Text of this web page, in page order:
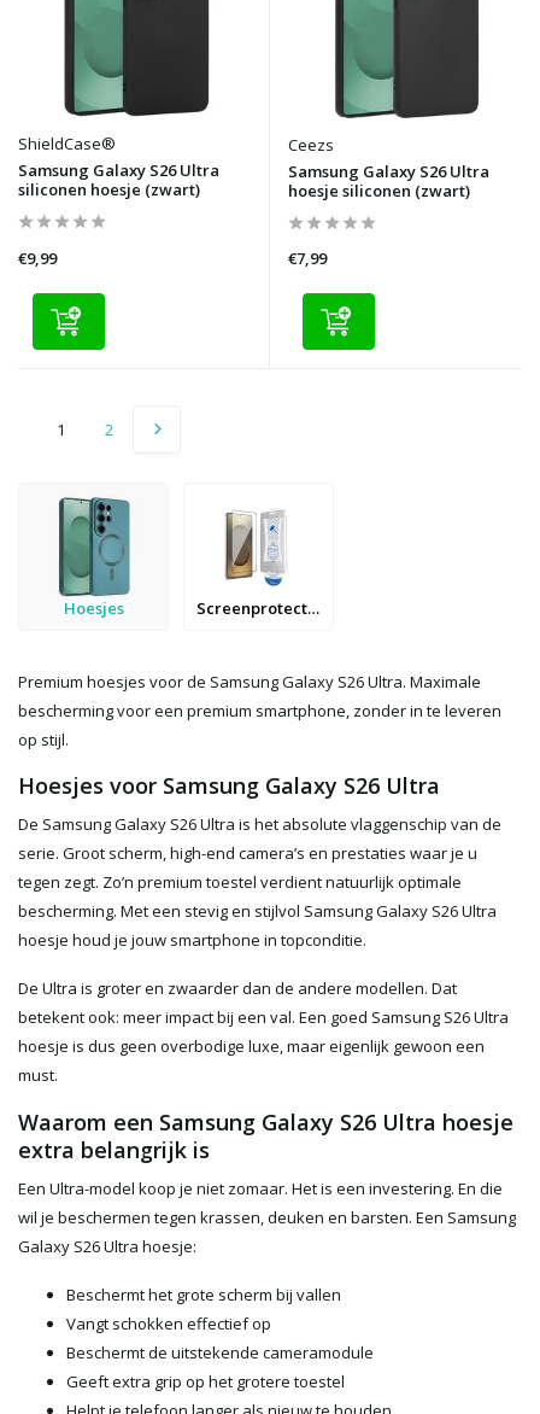
ShieldCase®
Samsung Galaxy S26 Ultra
siliconen hoesje (zwart)
€9,99
Ceezs
Samsung Galaxy S26 Ultra
hoesje siliconen (zwart)
€7,99
1 2
Hoesjes Screenprotectors
Premium hoesjes voor de Samsung Galaxy S26 Ultra. Maximale
bescherming voor een premium smartphone, zonder in te leveren
op stijl.
Hoesjes voor Samsung Galaxy S26 Ultra
De Samsung Galaxy S26 Ultra is het absolute vlaggenschip van de
serie. Groot scherm, high-end camera’s en prestaties waar je u
tegen zegt. Zo’n premium toestel verdient natuurlijk optimale
bescherming. Met een stevig en stijlvol Samsung Galaxy S26 Ultra
hoesje houd je jouw smartphone in topconditie.
De Ultra is groter en zwaarder dan de andere modellen. Dat
betekent ook: meer impact bij een val. Een goed Samsung S26 Ultra
hoesje is dus geen overbodige luxe, maar eigenlijk gewoon een
must.
Waarom een Samsung Galaxy S26 Ultra hoesje
extra belangrijk is
Een Ultra-model koop je niet zomaar. Het is een investering. En die
wil je beschermen tegen krassen, deuken en barsten. Een Samsung
Galaxy S26 Ultra hoesje:
Beschermt het grote scherm bij vallen
Vangt schokken effectief op
Beschermt de uitstekende cameramodule
Geeft extra grip op het grotere toestel